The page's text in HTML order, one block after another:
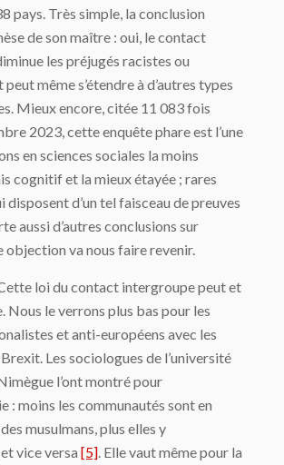
pays. Très simple, la conclusion
de son maître : oui, le contact
les préjugés racistes ou
même s’étendre à d’autres types
Mieux encore, citée 11 083 fois
2023, cette enquête phare est l’une
en sciences sociales la moins
cognitif et la mieux étayée ; rares
disposent d’un tel faisceau de preuves
aussi d’autres conclusions sur
objection va nous faire revenir.
loi du contact intergroupe peut et
Nous le verrons plus bas pour les
et anti-européens avec les
Les sociologues de l’université
l’ont montré pour
: moins les communautés sont en
musulmans, plus elles y
vice versa [5] . Elle vaut même pour la